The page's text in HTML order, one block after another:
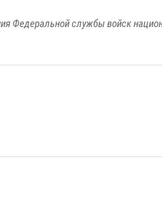
Федеральной службы войск